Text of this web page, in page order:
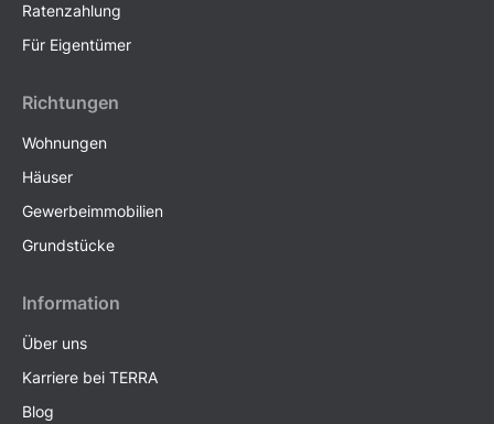
Ratenzahlung
Für Eigentümer
Richtungen
Wohnungen
Häuser
Gewerbeimmobilien
Grundstücke
Information
Über uns
Karriere bei TERRA
Blog